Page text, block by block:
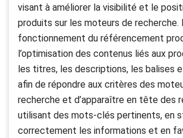
visant à améliorer la visibilité et le
produits sur les moteurs de recherche.
fonctionnement du référencement
l’optimisation des contenus liés aux
les titres, les descriptions, les balises
afin de répondre aux critères des
recherche et d’apparaître en tête des
utilisant des mots-clés pertinents, en
correctement les informations et en